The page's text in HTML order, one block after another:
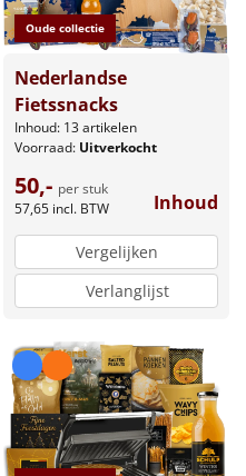
Oude collectie
Nederlandse
Fietssnacks
Inhoud: 13 artikelen
Voorraad: Uitverkocht
50,- per stuk
57,65 incl. BTW Inhoud
Vergelijken
Verlanglijst